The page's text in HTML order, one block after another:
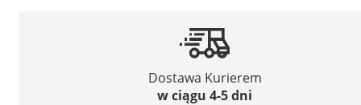
Dostawa Kurierem
w ciągu 4-5 dni